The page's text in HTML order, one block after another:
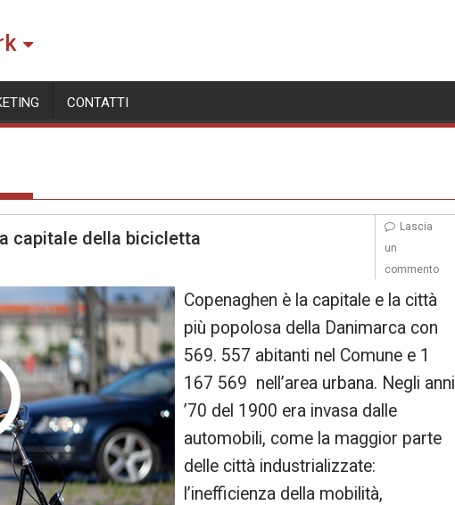
CONTATTI
capitale della bicicletta
Copenaghen è la capitale e la città
più popolosa della Danimarca con
569. 557 abitanti nel Comune e 1
167 569 nell’area urbana. Negli anni
’70 del 1900 era invasa dalle
automobili, come la maggior parte
delle città industrializzate:
l’inefficienza della mobilità,
Lascia
un
commento